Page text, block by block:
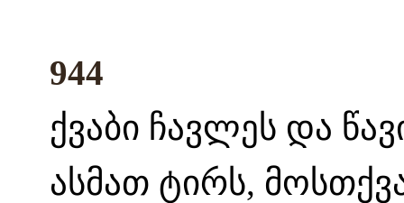
944
ქვაბი ჩავლეს და
ასმათ ტირს,